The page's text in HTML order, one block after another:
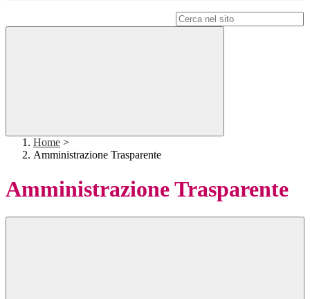
Home >
Amministrazione Trasparente
Amministrazione Trasparente